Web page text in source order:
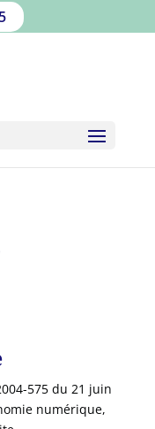
575 du 21 juin
numérique,